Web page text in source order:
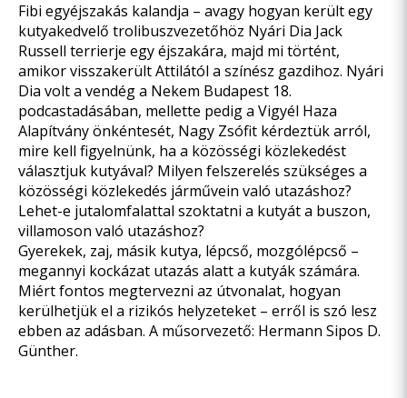
Fibi egyéjszakás kalandja – avagy hogyan került egy
kutyakedvelő trolibuszvezetőhöz Nyári Dia Jack
Russell terrierje egy éjszakára, majd mi történt,
amikor visszakerült Attilától a színész gazdihoz. Nyári
Dia volt a vendég a Nekem Budapest 18.
podcastadásában, mellette pedig a Vigyél Haza
Alapítvány önkéntesét, Nagy Zsófit kérdeztük arról,
mire kell figyelnünk, ha a közösségi közlekedést
választjuk kutyával? Milyen felszerelés szükséges a
közösségi közlekedés járművein való utazáshoz?
Lehet-e jutalomfalattal szoktatni a kutyát a buszon,
villamoson való utazáshoz?
Gyerekek, zaj, másik kutya, lépcső, mozgólépcső –
megannyi kockázat utazás alatt a kutyák számára.
Miért fontos megtervezni az útvonalat, hogyan
kerülhetjük el a rizikós helyzeteket – erről is szó lesz
ebben az adásban. A műsorvezető: Hermann Sipos D.
Günther.